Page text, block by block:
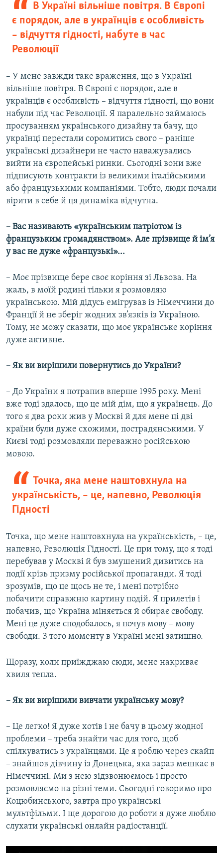
В Україні вільніше повітря. В Європі
є порядок, але в українців є особливість
– відчуття гідності, набуте в час
Революції
– У мене завжди таке враження, що в Україні
вільніше повітря. В Європі є порядок, але в
українців є особливість – відчуття гідності, що вони
набули під час Революції. Я паралельно займаюсь
просуванням українського дизайну та бачу, що
українці перестали соромитись свого – раніше
українські дизайнери не часто наважувались
вийти на європейські ринки. Сьогодні вони вже
підписують контракти із великими італійськими
або французькими компаніями. Тобто, люди почали
вірити в себе й ця динаміка відчутна.
– Вас називають «українським патріотом із
французьким громадянством». Але прізвище й ім’я
у вас не дуже «французькі»...
– Моє прізвище бере своє коріння зі Львова. На
жаль, в моїй родині тільки я розмовляю
українською. Мій дідусь емігрував із Німеччини до
Франції й не зберіг жодних зв’язків із Україною.
Тому, не можу сказати, що моє українське коріння
дуже активне.
– Як ви вирішили повернутись до України?
– До України я потрапив вперше 1995 року. Мені
вже тоді здалось, що це мій дім, що я українець. До
того я два роки жив у Москві й для мене ці дві
країни були дуже схожими, пострадянськими. У
Києві тоді розмовляли переважно російською
мовою.
Точка, яка мене наштовхнула на
українськість, – це, напевно, Революція
Гідності
Точка, що мене наштовхнула на українськість, – це,
напевно, Революція Гідності. Це при тому, що я тоді
перебував у Москві й був змушений дивитись на
події крізь призму російської пропаганди. Я тоді
зрозумів, що це щось не те, і мені потрібно
побачити справжню картину подій. Я прилетів і
побачив, що Україна міняється й обирає свободу.
Мені це дуже сподобалось, я почув мову – мову
свободи. З того моменту в Україні мені затишно.
Щоразу, коли приїжджаю сюди, мене накриває
хвиля тепла.
– Як ви вирішили вивчати українську мову?
– Це легко! Я дуже хотів і не бачу в цьому жодної
проблеми – треба знайти час для того, щоб
спілкуватись з українцями. Це я роблю через скайп
– знайшов дівчину із Донецька, яка зараз мешкає в
Німеччині. Ми з нею зідзвонюємось і просто
розмовляємо на різні теми. Сьогодні говоримо про
Коцюбинського, завтра про українські
мультфільми. І ще дорогою до роботи я дуже люблю
слухати українські онлайн радіостанції.